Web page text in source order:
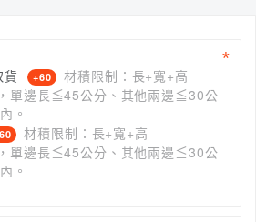
+60
材積限制：長+寬+高
單邊長≦45公分、其他兩邊≦30公
。
材積限制：長+寬+高
單邊長≦45公分、其他兩邊≦30公
。